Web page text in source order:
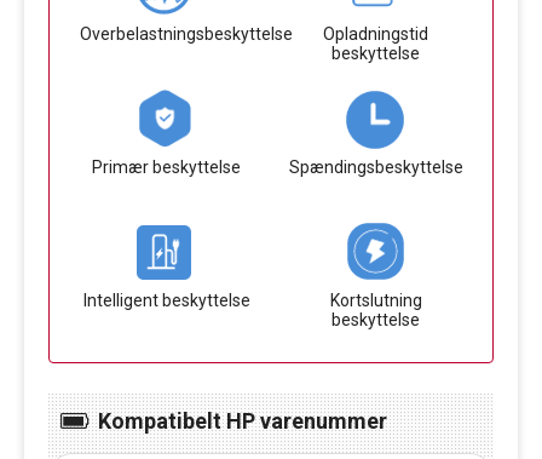
Overbelastningsbeskyttelse
Opladningstid
beskyttelse
Primær beskyttelse Spændingsbeskyttelse
Intelligent beskyttelse
Kortslutning
beskyttelse
Kompatibelt HP varenummer